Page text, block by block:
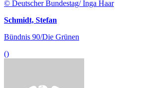
Bündnis 90/Die Grünen
()